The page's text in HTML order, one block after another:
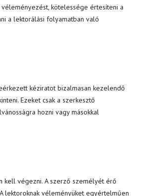
kötelessége értesíteni a
a lektorálási folyamatban való
kéziratot bizalmasan kezelendő
Ezeket csak a szerkesztő
hozni vagy másokkal
kell végezni. A szerző személyét érő
lektoroknak véleményüket egyértelműen